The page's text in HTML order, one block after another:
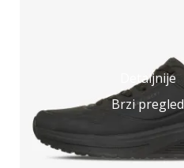
Detaljnije
Brzi pregled